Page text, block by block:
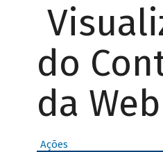
do
da Web
Ações